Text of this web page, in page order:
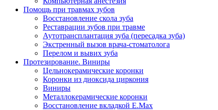
Помощь при травмах зубов
Восстановление скола зуба
Реставрации зубов при травме
Аутотрансплантация зуба (пересадка зуба)
Экстренный вызов врача-стоматолога
Перелом и вывих зуба
Протезирование. Виниры
Цельнокерамические коронки
Коронки из диоксида циркония
Виниры
Металлокерамические коронки
Восстановление вкладкой E.Max